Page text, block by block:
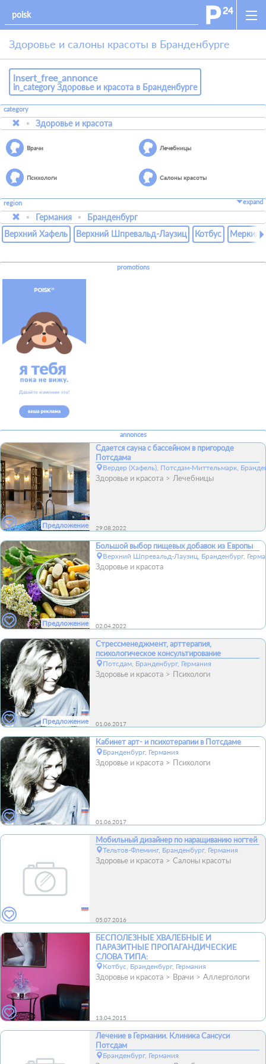
Здоровье и салоны красоты в Бранденбурге
insert_free_annonce
in_category Здоровье и красота в Бранденбурге
category
Здоровье и красота
Врачи Лечебницы
Психологи Салоны красоты
region expand
Германия
Бранденбург
Верхний Хафель
Верхний Шпревальд-Лаузиц Котбус
promotions
annonces
Предложение
Сдается сауна с бассейном в пригороде
Потсдама
Вердер (Хафель), Потсдам-Миттельмарк,
Здоровье и красота Лечебницы
29.08.2022
Предложение
Большой выбор пищевых добавок из Европы
Верхний Шпревальд-Лаузиц, Бранденбург,
Здоровье и красота
02.04.2022
Предложение
Стрессменеджмент, арттерапия,
психологическое консультирование
Потсдам, Бранденбург, Германия
Здоровье и красота Психологи
01.06.2017
Кабинет арт- и психотерапии в Потсдаме
Бранденбург, Германия
Здоровье и красота Психологи
01.06.2017
Мобильный дизайнер по наращиванию ногтей
Тельтов-Флеминг, Бранденбург, Германия
Здоровье и красота Салоны красоты
05.07.2016
БЕСПОЛЕЗНЫЕ ХВАЛЕБНЫЕ И
ПАРАЗИТНЫЕ ПРОПАГАНДИЧЕСКИЕ
СЛОВА ТИПА:
Котбус, Бранденбург, Германия
Здоровье и красота Врачи Аллергологи
13.04.2015
Лечение в Германии. Клиника Санcуси
Потсдам
Бранденбург, Германия